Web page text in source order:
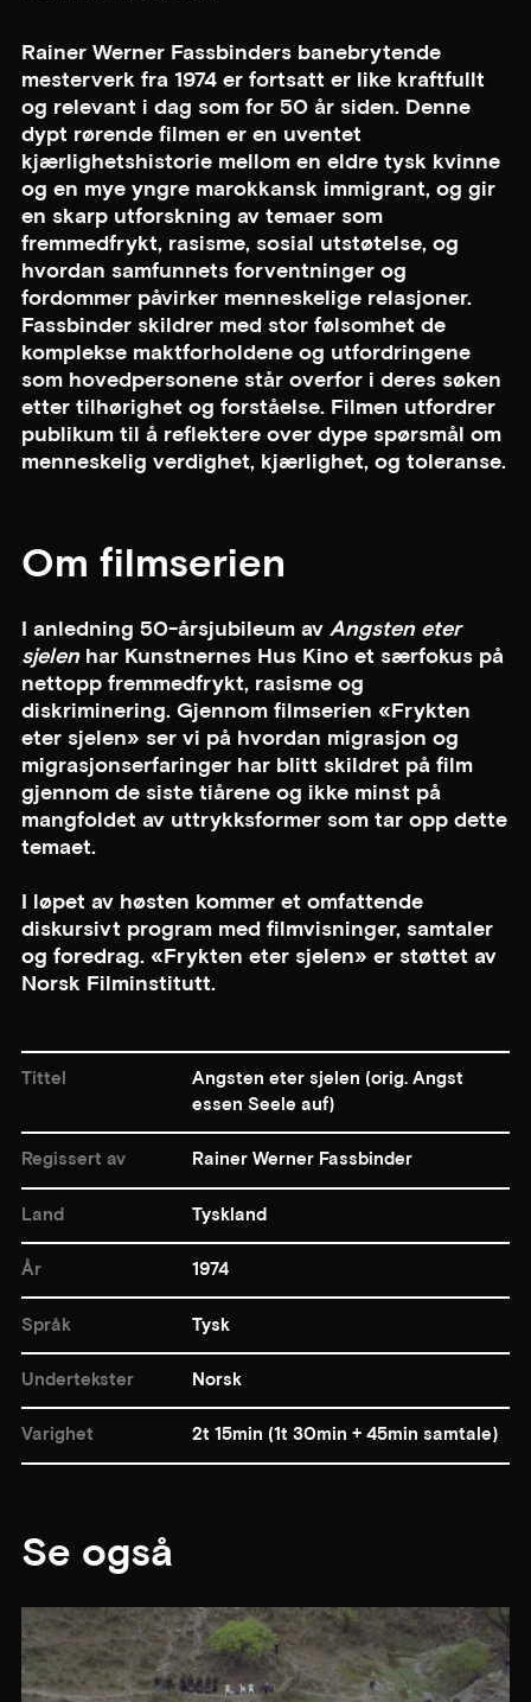
Rainer Werner Fassbinders banebrytende
mesterverk fra 1974 er fortsatt er like kraftfullt
og relevant i dag som for 50 år siden. Denne
dypt rørende filmen er en uventet
kjærlighetshistorie mellom en eldre tysk kvinne
og en mye yngre marokkansk immigrant, og gir
en skarp utforskning av temaer som
fremmedfrykt, rasisme, sosial utstøtelse, og
hvordan samfunnets forventninger og
fordommer påvirker menneskelige relasjoner.
Fassbinder skildrer med stor følsomhet de
komplekse maktforholdene og utfordringene
som hovedpersonene står overfor i deres søken
etter tilhørighet og forståelse. Filmen utfordrer
publikum til å reflektere over dype spørsmål om
menneskelig verdighet, kjærlighet, og toleranse.
Om filmserien
I anledning 50-årsjubileum av Angsten eter
sjelenhar Kunstnernes Hus Kino et særfokus på
nettopp fremmedfrykt, rasisme og
diskriminering. Gjennom filmserien «Frykten
eter sjelen» ser vi på hvordan migrasjon og
migrasjonserfaringer har blitt skildret på film
gjennom de siste tiårene og ikke minst på
mangfoldet av uttrykksformer som tar opp dette
temaet.
I løpet av høsten kommer et omfattende
diskursivt program med filmvisninger, samtaler
og foredrag. «Frykten eter sjelen» er støttet av
Norsk Filminstitutt.
Tittel
Angsten eter sjelen (orig. Angst
essen Seele auf)
Regissert av Rainer Werner Fassbinder
Land Tyskland
År 1974
Språk Tysk
Undertekster Norsk
Varighet 2t 15min (1t 30min + 45min samtale)
Se også